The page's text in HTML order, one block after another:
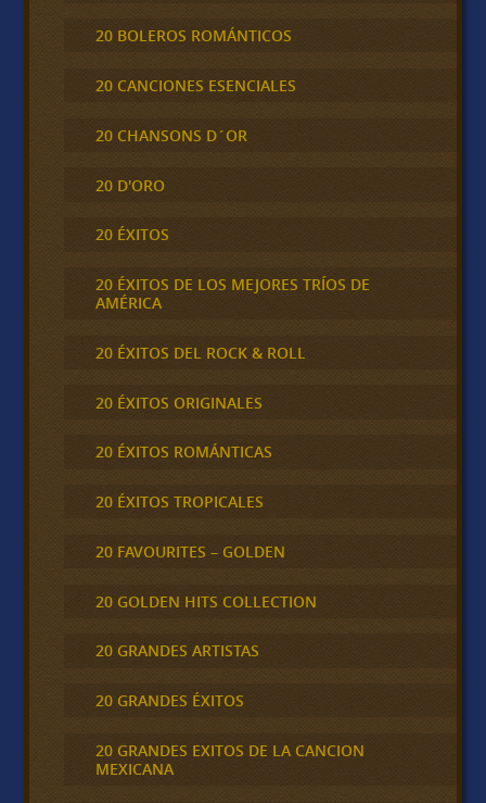
20 BOLEROS ROMÁNTICOS
20 CANCIONES ESENCIALES
20 CHANSONS D´OR
20 D'ORO
20 ÉXITOS
20 ÉXITOS DE LOS MEJORES TRÍOS DE
AMÉRICA
20 ÉXITOS DEL ROCK & ROLL
20 ÉXITOS ORIGINALES
20 ÉXITOS ROMÁNTICAS
20 ÉXITOS TROPICALES
20 FAVOURITES – GOLDEN
20 GOLDEN HITS COLLECTION
20 GRANDES ARTISTAS
20 GRANDES ÉXITOS
20 GRANDES EXITOS DE LA CANCION
MEXICANA